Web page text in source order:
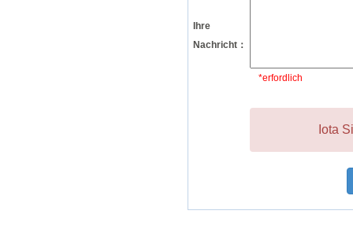
Ihre
Nachricht：
*erfordlich
Iota